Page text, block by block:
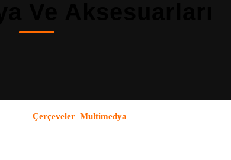
Çerçeveler Multimedya